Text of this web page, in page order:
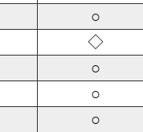
○
◇
○
○
○